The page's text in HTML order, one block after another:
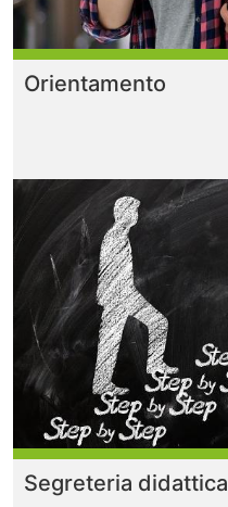
Orientamento
Segreteria didattica